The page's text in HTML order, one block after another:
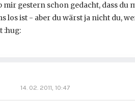
mir gestern schon gedacht, dass du
los ist - aber du wärst ja nicht du,
:hug:
14. 02. 2011, 10:47